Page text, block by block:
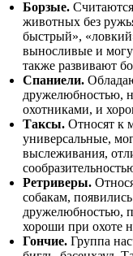
Борзые.
животных без
быстрый»,
выносливые и
также развивают
Спаниели.
дружелюбностью,
охотниками, и
Таксы. Относят к
универсальные,
выслеживания,
Ретриверы.
собакам,
дружелюбностью,
хороши при охоте
Гончие. Группа